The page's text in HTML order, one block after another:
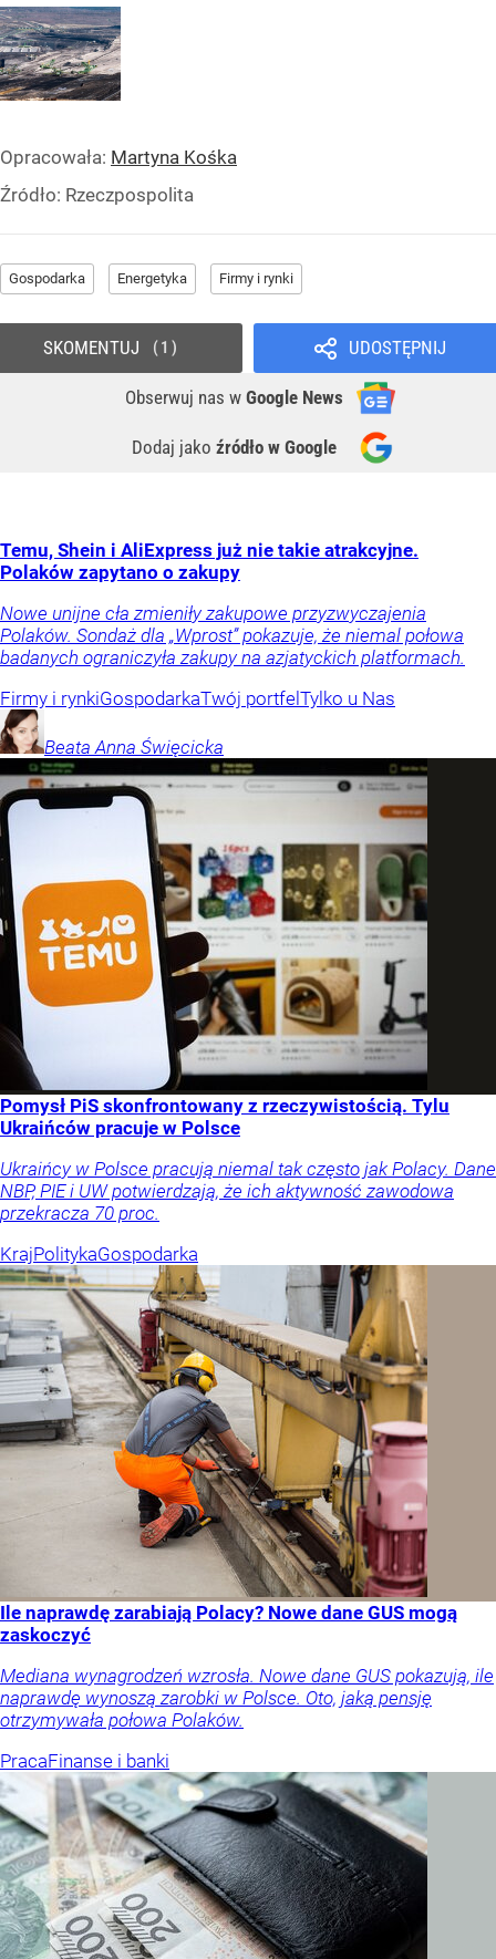
Opracowała: Martyna Kośka
Źródło: Rzeczpospolita
Gospodarka Energetyka Firmy i rynki
UDOSTĘPNIJ
Obserwuj nas w Google News
Dodaj jako źródło w Google
SKOMENTUJ 1
Temu, Shein i AliExpress już nie takie atrakcyjne.
Polaków zapytano o zakupy
Nowe unijne cła zmieniły zakupowe przyzwyczajenia
Polaków. Sondaż dla „Wprost” pokazuje, że niemal połowa
badanych ograniczyła zakupy na azjatyckich platformach.
Firmy i rynkiGospodarkaTwój portfel Tylko u Nas
Beata Anna Święcicka
Pomysł PiS skonfrontowany z rzeczywistością. Tylu
Ukraińców pracuje w Polsce
Ukraińcy w Polsce pracują niemal tak często jak Polacy. Dane
NBP, PIE i UW potwierdzają, że ich aktywność zawodowa
przekracza 70 proc.
KrajPolitykaGospodarka
Ile naprawdę zarabiają Polacy? Nowe dane GUS mogą
zaskoczyć
Mediana wynagrodzeń wzrosła. Nowe dane GUS pokazują, ile
naprawdę wynoszą zarobki w Polsce. Oto, jaką pensję
otrzymywała połowa Polaków.
PracaFinanse i banki